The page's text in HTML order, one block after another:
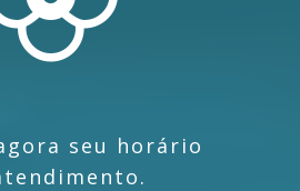
seu horário